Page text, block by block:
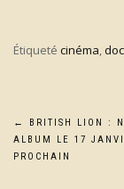
Étiqueté cinéma,
de
←
BRITISH LION :
ALBUM LE 17
PROCHAIN